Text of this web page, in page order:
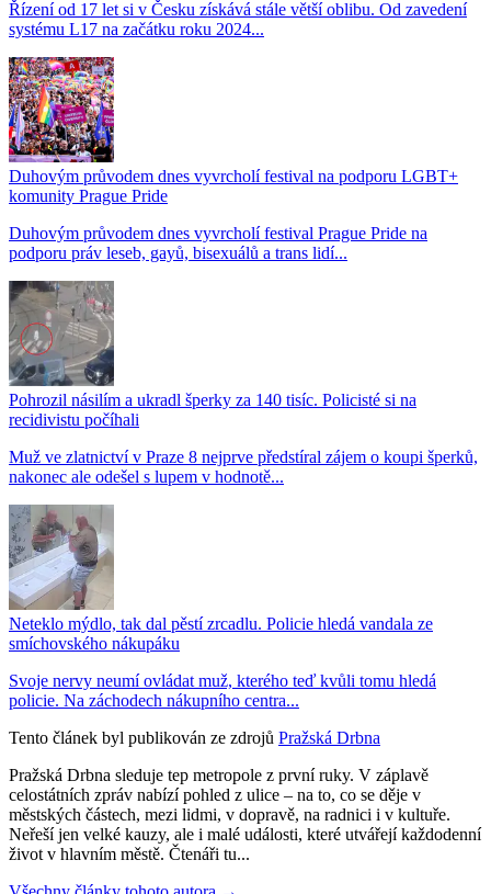
Řízení od 17 let si v Česku získává stále větší oblibu. Od zavedení
systému L17 na začátku roku 2024...
Duhovým průvodem dnes vyvrcholí festival na podporu LGBT+
komunity Prague Pride
Duhovým průvodem dnes vyvrcholí festival Prague Pride na
podporu práv leseb, gayů, bisexuálů a trans lidí...
Pohrozil násilím a ukradl šperky za 140 tisíc. Policisté si na
recidivistu počíhali
Muž ve zlatnictví v Praze 8 nejprve předstíral zájem o koupi šperků,
nakonec ale odešel s lupem v hodnotě...
Neteklo mýdlo, tak dal pěstí zrcadlu. Policie hledá vandala ze
smíchovského nákupáku
Svoje nervy neumí ovládat muž, kterého teď kvůli tomu hledá
policie. Na záchodech nákupního centra...
Tento článek byl publikován ze zdrojů Pražská Drbna
Pražská Drbna sleduje tep metropole z první ruky. V záplavě
celostátních zpráv nabízí pohled z ulice – na to, co se děje v
městských částech, mezi lidmi, v dopravě, na radnici i v kultuře.
Neřeší jen velké kauzy, ale i malé události, které utvářejí každodenní
život v hlavním městě. Čtenáři tu...